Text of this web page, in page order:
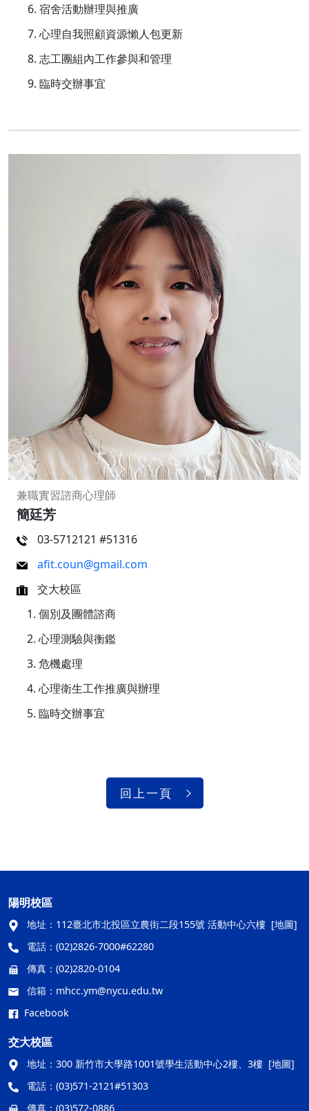
6. 宿舍活動辦理與推廣
7. 心理自我照顧資源懶人包更新
8. 志工團組內工作參與和管理
9. 臨時交辦事宜
兼職實習諮商心理師
簡廷芳
03-5712121 #51316
afit.coun@gmail.com
交大校區
個別及團體諮商
心理測驗與衡鑑
危機處理
心理衛生工作推廣與辦理
臨時交辦事宜
回上一頁
陽明校區
地址： 112臺北市北投區立農街二段155號 活動中心六樓 [地圖]
電話： (02)2826-7000#62280
傳真： (02)2820-0104
信箱： mhcc.ym@nycu.edu.tw
Facebook
交大校區
地址： 300 新竹市大學路1001號學生活動中心2樓、3樓 [地圖]
電話： (03)571-2121#51303
傳真： (03)572-0886